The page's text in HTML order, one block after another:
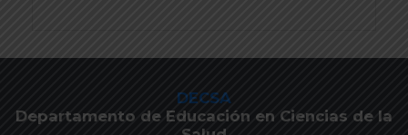
DECSA
Departamento de Educación en Ciencias de la